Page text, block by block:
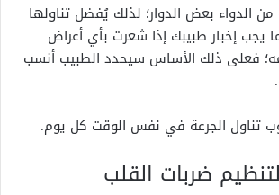
الدواء بعض الدوار؛ لذلك يُفضل تناولها
يجب إخبار طبيبك إذا شعرت بأي أعراض
فعلى ذلك الأساس سيحدد الطبيب أنسب
تناول الجرعة في نفس الوقت كل يوم.
ضربات القلب